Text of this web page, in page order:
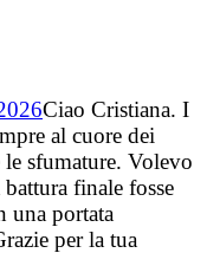
Ciao Cristiana. I
al cuore dei
sfumature. Volevo
finale fosse
una portata
per la tua